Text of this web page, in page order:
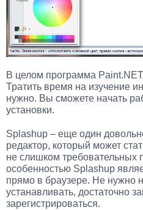
В целом программа
Тратить время на изучение
нужно. Вы сможете начать
установки.
Splashup – еще один
редактор, который может
не слишком требовательных
особенностью Splashup
прямо в браузере. Не нужно
устанавливать, достаточно
зарегистрироваться.